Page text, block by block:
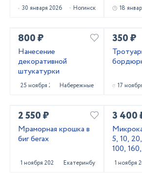
30 января 2026 Ногинск 18
800 ₽
Нанесение
декоративной
штукатурки
25 ноября 2025Набережные Челны
350 ₽
17
2 550 ₽
Мраморная крошка в
биг бегах
1 ноября 2025 Екатеринбург
3 400
5, 10,
100,
1 ноября